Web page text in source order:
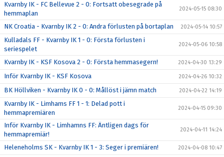
Kvarnby IK - FC Bellevue 2 - 0: Fortsatt obesegrade på
hemmaplan
2024-05-15 08:30
NK Croatia - Kvarnby IK 2 - 0: Andra förlusten på bortaplan 2024-05-14 10:57
Kulladals FF - Kvarnby IK 1 - 0: Första förlusten i
seriespelet
2024-05-06 10:58
Kvarnby IK - KSF Kosova 2 - 0: Första hemmasegern! 2024-04-30 13:29
Inför Kvarnby IK - KSF Kosova 2024-04-26 10:32
BK Höllviken - Kvarnby IK 0 - 0: Mållöst i jämn match 2024-04-22 14:19
Kvarnby IK - Limhams FF 1 - 1: Delad pott i
hemmapremiären
2024-04-15 09:30
Inför Kvarnby IK - Limhamns FF: Äntligen dags för
hemmapremiär!
2024-04-11 14:24
Heleneholms SK - Kvarnby IK 1 - 3: Seger i premiären! 2024-04-08 10:47